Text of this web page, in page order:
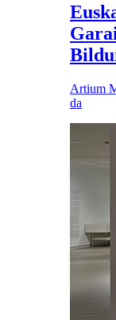
Artium
da